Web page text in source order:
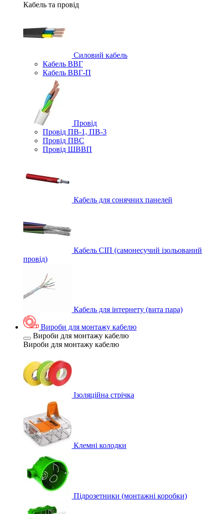
Кабель та провід
Силовий кабель
Кабель ВВГ
Кабель ВВГ-П
Провід
Провід ПВ-1, ПВ-3
Провід ПВС
Провід ШВВП
Кабель для сонячних панелей
Кабель СІП (самонесучий ізольований
провід)
Кабель для інтернету (вита пара)
Вироби для монтажу кабелю
Вироби для монтажу кабелю
Вироби для монтажу кабелю
Ізоляційна стрічка
Клемні колодки
Підрозетники (монтажні коробки)